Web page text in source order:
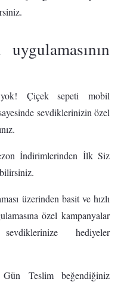
Çiçek sepeti mobil
sevdiklerinizin özel
İndirimlerinden İlk Siz
üzerinden basit ve hızlı
özel kampanyalar
hediyeler
Teslim beğendiğiniz